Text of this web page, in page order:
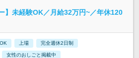
】未経験OK／月給32万円~／年休120
上場 完全週休2日制
女性のおしごと掲載中